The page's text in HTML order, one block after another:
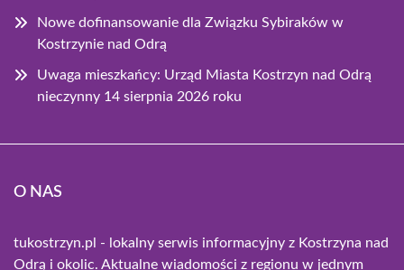
Nowe dofinansowanie dla Związku Sybiraków w
Kostrzynie nad Odrą
Uwaga mieszkańcy: Urząd Miasta Kostrzyn nad Odrą
nieczynny 14 sierpnia 2026 roku
O NAS
tukostrzyn.pl - lokalny serwis informacyjny z Kostrzyna nad
Odrą i okolic. Aktualne wiadomości z regionu w jednym